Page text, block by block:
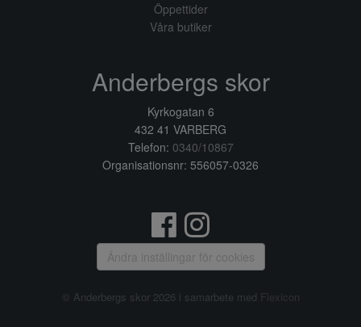
Öppettider
Våra butiker
Anderbergs skor
Kyrkogatan 6
432 41 VARBERG
Telefon: 0340/10867
Organisationsnr: 556057-0326
Ändra inställingar för cookies
© Anderbergs skor 2026 i samarbete med Flexicon